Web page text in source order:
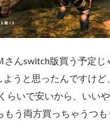
んswitch版買う予定じ
ようと思ったんですけ
らいで安いから、いい
う両方買っちゃうつも